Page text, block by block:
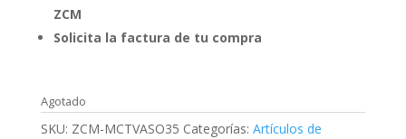
ZCM
Solicita la factura de tu compra
Agotado
SKU: ZCM-MCTVASO35 Categorías: Artículos de